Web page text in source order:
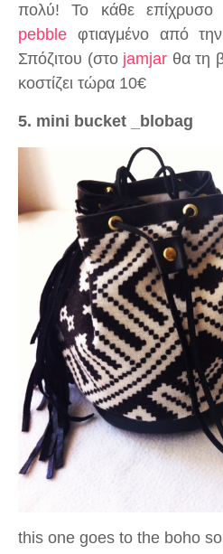
πολύ! Το κάθε επίχρυσο
pebble φτιαγμένο από
Σπόζιτου (στοjamjar θα τη
κοστίζει τώρα 10€
5. mini bucket _blobag
this one goes to the boho